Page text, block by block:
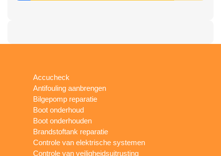
Accucheck
Antifouling aanbrengen
Bilgepomp reparatie
Boot onderhoud
Boot onderhouden
Brandstoftank reparatie
Controle van elektrische systemen
Controle van veiligheidsuitrusting